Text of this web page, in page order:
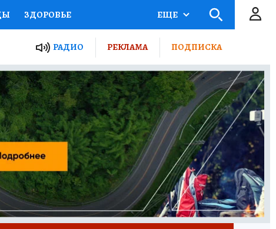
ЗДОРОВЬЕ
РОССИИ
ПУТЕВОДИТЕЛЬ
ЖЕЛЕЗА ТУРИЗМ
ПОТРЕБИТЕЛЯ ВСЕ О КП
ЕЩЕ
РАДИО РЕКЛАМА ПОДПИСКА